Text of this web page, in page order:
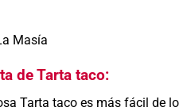
Masía
de Tarta taco:
Tarta taco es más fácil de lo